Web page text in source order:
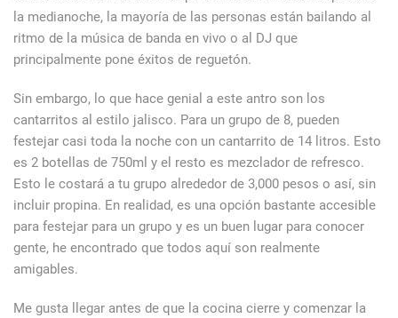
la medianoche, la mayoría de las personas están bailando al
ritmo de la música de banda en vivo o al DJ que
principalmente pone éxitos de reguetón.
Sin embargo, lo que hace genial a este antro son los
cantarritos al estilo jalisco. Para un grupo de 8, pueden
festejar casi toda la noche con un cantarrito de 14 litros. Esto
es 2 botellas de 750ml y el resto es mezclador de refresco.
Esto le costará a tu grupo alrededor de 3,000 pesos o así, sin
incluir propina. En realidad, es una opción bastante accesible
para festejar para un grupo y es un buen lugar para conocer
gente, he encontrado que todos aquí son realmente
amigables.
Me gusta llegar antes de que la cocina cierre y comenzar la